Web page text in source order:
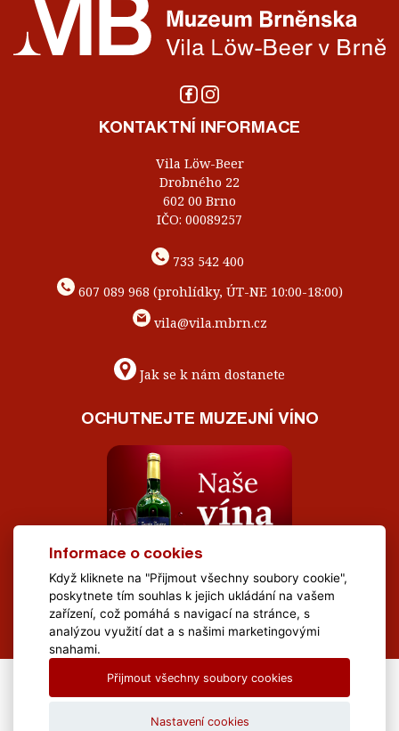
KONTAKTNÍ INFORMACE
Vila Löw-Beer
Drobného 22
602 00 Brno
IČO: 00089257
733 542 400
607 089 968 (prohlídky, ÚT-NE 10:00-18:00)
vila@vila.mbrn.cz
Jak se k nám dostanete
OCHUTNEJTE MUZEJNÍ VÍNO
All Rights Reserved Muzeum Brněnska © 2020, Webdesign by
Informace o cookies
Když kliknete na "Přijmout všechny soubory cookie",
poskytnete tím souhlas k jejich ukládání na vašem
zařízení, což pomáhá s navigací na stránce, s
analýzou využití dat a s našimi marketingovými
snahami.
Přijmout všechny soubory cookies
Nastavení cookies